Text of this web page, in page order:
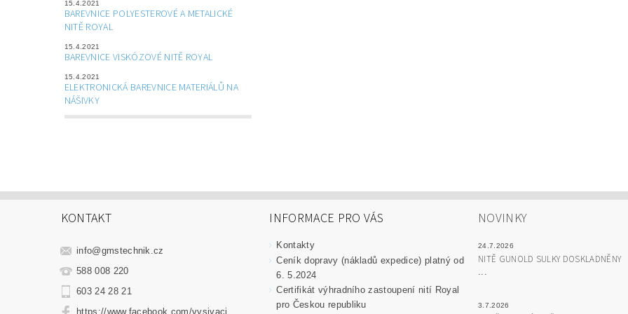
15.4.2021
BAREVNICE POLYESTEROVÉ A METALICKÉ
NITĚ ROYAL
15.4.2021
BAREVNICE VISKÓZOVÉ NITĚ ROYAL
15.4.2021
ELEKTRONICKÁ BAREVNICE MATERIÁLŮ NA
NÁŠIVKY
KONTAKT
info@gmstechnik.cz
588 008 220
603 24 28 21
https://www.facebook.com/vysivaci
INFORMACE PRO VÁS
Kontakty
Ceník dopravy (nákladů expedice) platný od
6. 5.2024
Certifikát výhradního zastoupení nití Royal
pro Českou republiku
NOVINKY
24.7.2026
NITĚ GUNOLD SULKY DOSKLADNĚNY
3.7.2026